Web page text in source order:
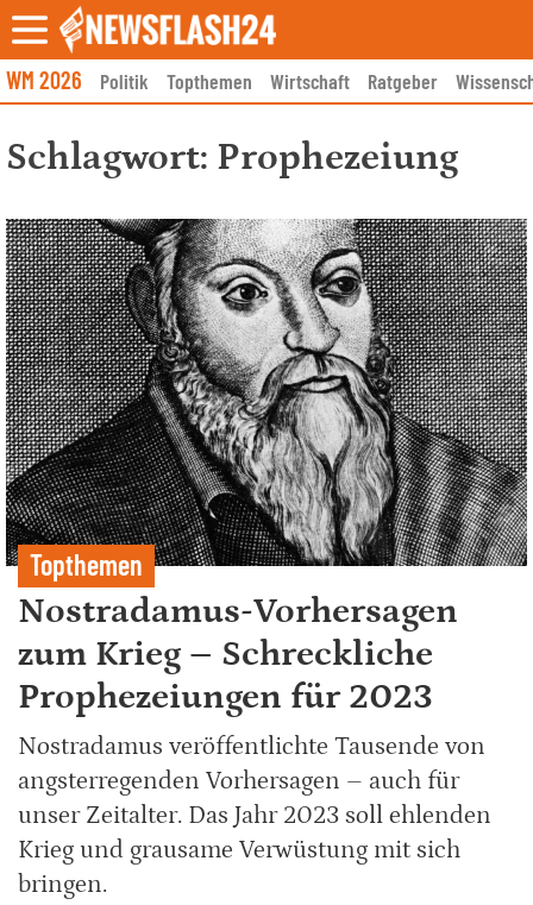
Skip
to
content
WM 2026 Politik Topthemen Wirtschaft Ratgeber
Schlagwort: Prophezeiung
Topthemen
Nostradamus-Vorhersagen
zum Krieg – Schreckliche
Prophezeiungen für 2023
Nostradamus veröffentlichte Tausende von
angsterregenden Vorhersagen – auch für
unser Zeitalter. Das Jahr 2023 soll ehlenden
Krieg und grausame Verwüstung mit sich
bringen.